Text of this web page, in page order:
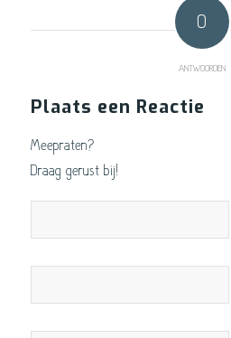
0
ANTWOORDEN
Plaats een Reactie
Meepraten?
Draag gerust bij!